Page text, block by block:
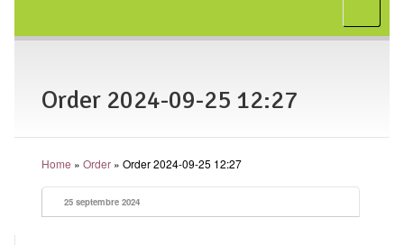
Shiatsu
L’art japonais
Séances
En entreprise
Order 2024-09-25 12:27
Home » Order» Order 2024-09-25 12:27
25 septembre 2024